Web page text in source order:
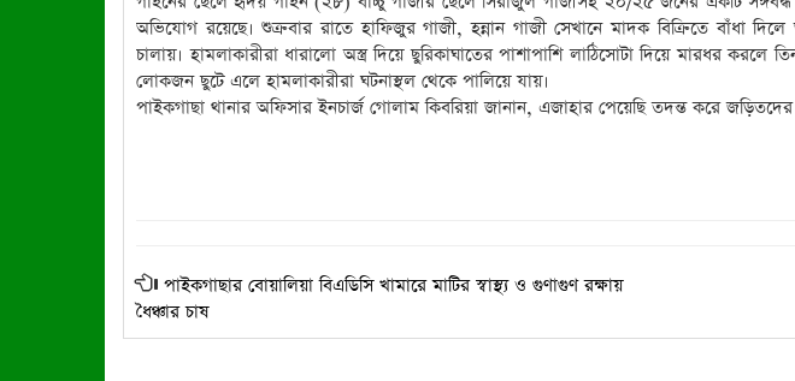
অভিযোগ রয়েছে। শুক্রবার রাতে হাফিজুর গাজী, হন্নান গাজী সেখানে মাদক বিক্রিতে বাঁধা
চালায়। হামলাকারীরা ধারালো অস্ত্র দিয়ে ছুরিকাঘাতের পাশাপাশি লাঠিসোটা দিয়ে মারধর
লোকজন ছুটে এলে হামলাকারীরা ঘটনাস্থল থেকে পালিয়ে যায়।
পাইকগাছা থানার অফিসার ইনচার্জ গোলাম কিবরিয়া জানান, এজাহার পেয়েছি তদন্ত করে
পাইকগাছার বোয়ালিয়া বিএডিসি খামারে মাটির স্বাস্থ্য ও গুণাগুণ রক্ষায়
ধৈঞ্চার চাষ